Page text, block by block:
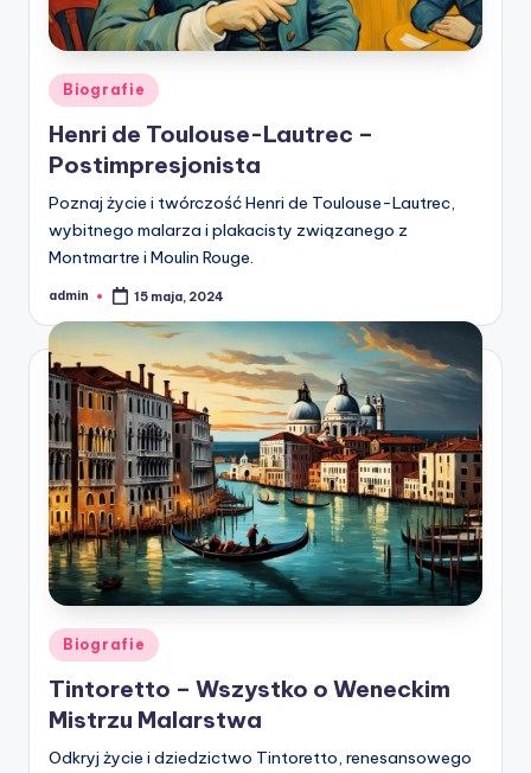
Posted
in
Biografie
Henri de Toulouse-Lautrec –
Postimpresjonista
Poznaj życie i twórczość Henri de Toulouse-Lautrec,
wybitnego malarza i plakacisty związanego z
Montmartre i Moulin Rouge.
Posted
admin 15 maja, 2024
Posted
in
Biografie
Tintoretto – Wszystko o Weneckim
Mistrzu Malarstwa
Odkryj życie i dziedzictwo Tintoretto, renesansowego